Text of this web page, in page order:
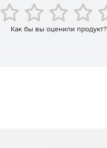
Как бы вы оценили продукт?